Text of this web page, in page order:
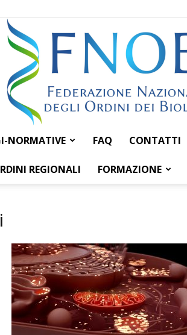
Federazione
Nazionale
degli
NORMATIVE FAQ CONTATTI
REGIONALI FORMAZIONE